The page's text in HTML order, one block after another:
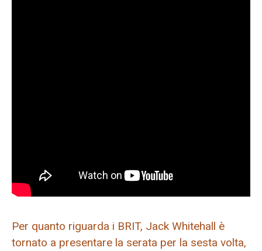
Per quanto riguarda i BRIT, Jack Whitehall è
tornato a presentare la serata per la sesta volta,